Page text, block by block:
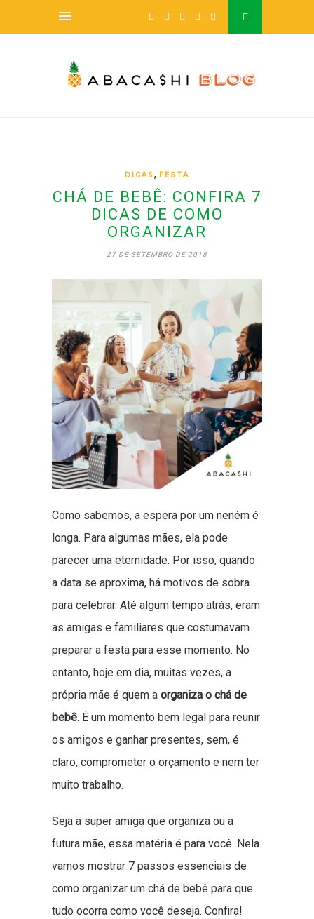
DICAS, FESTA
CHÁ DE BEBÊ: CONFIRA 7
DICAS DE COMO
ORGANIZAR
27 DE SETEMBRO DE 2018
Como sabemos, a espera por um neném é
longa. Para algumas mães, ela pode
parecer uma eternidade. Por isso, quando
a data se aproxima, há motivos de sobra
para celebrar. Até algum tempo atrás, eram
as amigas e familiares que costumavam
preparar a festa para esse momento. No
entanto, hoje em dia, muitas vezes, a
própria mãe é quem a organiza o chá de
bebê. É um momento bem legal para reunir
os amigos e ganhar presentes, sem, é
claro, comprometer o orçamento e nem ter
muito trabalho.
Seja a super amiga que organiza ou a
futura mãe, essa matéria é para você. Nela
vamos mostrar 7 passos essenciais de
como organizar um chá de bebê para que
tudo ocorra como você deseja. Confira!